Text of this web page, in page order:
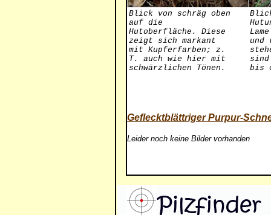
Blick von schräg oben
auf die
Hutoberfläche. Diese
zeigt sich markant
mit Kupferfarben; z.
T. auch wie hier mit
schwärzlichen Tönen.
bis
Geflecktblättriger Purpur-
Leider noch keine Bilder vorhanden